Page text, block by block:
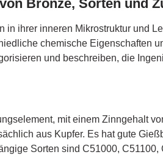
Bronze, Sorten und
in ihrer inneren Mikrostruktur und
chemische Eigenschaften
und beschreiben, die
mit einem Zinngehalt
aus Kupfer. Es hat gute
Sorten sind C51000, C51100,